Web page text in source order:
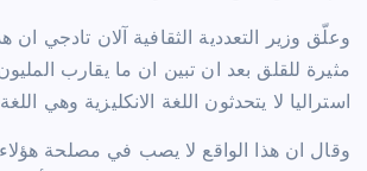
وعلّق وزير التعددية الثقافية آلان تادجي ان
مثيرة للقلق بعد ان تبين ان ما يقارب
استراليا لا يتحدثون اللغة الانكليزية وهي
وقال ان هذا الواقع لا يصب في مصلحة هؤلاء